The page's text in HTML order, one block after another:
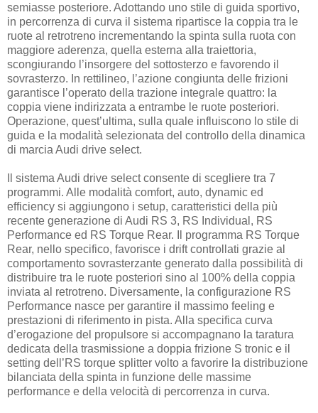
semiasse posteriore. Adottando uno stile di guida sportivo,
in percorrenza di curva il sistema ripartisce la coppia tra le
ruote al retrotreno incrementando la spinta sulla ruota con
maggiore aderenza, quella esterna alla traiettoria,
scongiurando l’insorgere del sottosterzo e favorendo il
sovrasterzo. In rettilineo, l’azione congiunta delle frizioni
garantisce l’operato della trazione integrale quattro: la
coppia viene indirizzata a entrambe le ruote posteriori.
Operazione, quest’ultima, sulla quale influiscono lo stile di
guida e la modalità selezionata del controllo della dinamica
di marcia Audi drive select.
Il sistema Audi drive select consente di scegliere tra 7
programmi. Alle modalità comfort, auto, dynamic ed
efficiency si aggiungono i setup, caratteristici della più
recente generazione di Audi RS 3, RS Individual, RS
Performance ed RS Torque Rear. Il programma RS Torque
Rear, nello specifico, favorisce i drift controllati grazie al
comportamento sovrasterzante generato dalla possibilità di
distribuire tra le ruote posteriori sino al 100% della coppia
inviata al retrotreno. Diversamente, la configurazione RS
Performance nasce per garantire il massimo feeling e
prestazioni di riferimento in pista. Alla specifica curva
d’erogazione del propulsore si accompagnano la taratura
dedicata della trasmissione a doppia frizione S tronic e il
setting dell’RS torque splitter volto a favorire la distribuzione
bilanciata della spinta in funzione delle massime
performance e della velocità di percorrenza in curva.